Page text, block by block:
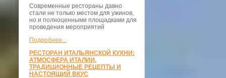
Современные рестораны давно
стали не только местом для ужинов,
но и полноценными площадками для
проведения мероприятий
Подробнее...
РЕСТОРАН ИТАЛЬЯНСКОЙ КУХНИ:
АТМОСФЕРА ИТАЛИИ,
ТРАДИЦИОННЫЕ РЕЦЕПТЫ И
НАСТОЯЩИЙ ВКУС